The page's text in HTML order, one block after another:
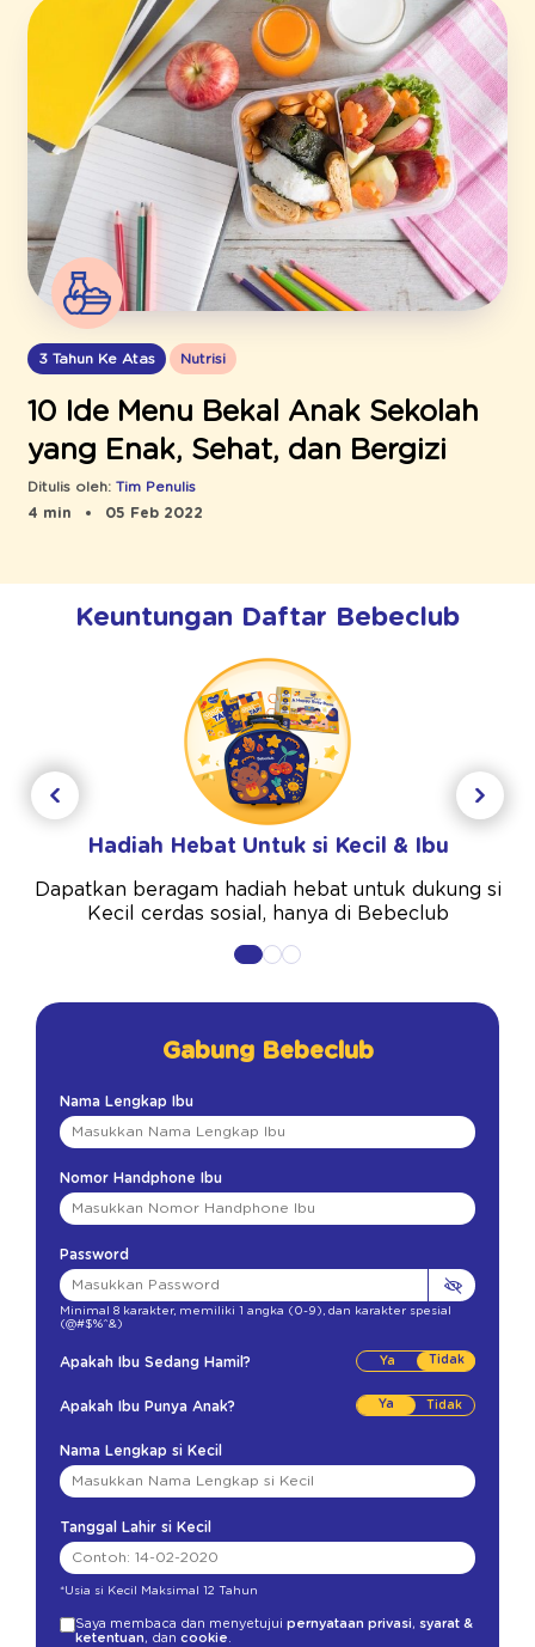
3 Tahun Ke Atas Nutrisi
10 Ide Menu Bekal Anak Sekolah
yang Enak, Sehat, dan Bergizi
Ditulis oleh: Tim Penulis
4 min
05 Feb 2022
Keuntungan Daftar Bebeclub
Hadiah Hebat Untuk si Kecil & Ibu
Dapatkan beragam hadiah hebat untuk dukung si
Kecil cerdas sosial, hanya di Bebeclub
Gabung Bebeclub
Nama Lengkap Ibu
Nomor Handphone Ibu
Password
Minimal 8 karakter, memiliki 1 angka (0-9) , dan karakter spesial
(@#$%^&)
Apakah Ibu Sedang Hamil? Tidak
Apakah Ibu Punya Anak? Ya
Nama Lengkap si Kecil
Tanggal Lahir si Kecil
*Usia si Kecil Maksimal 12 Tahun
Saya membaca dan menyetujui pernyataan privasi, syarat &
ketentuan, dan cookie.